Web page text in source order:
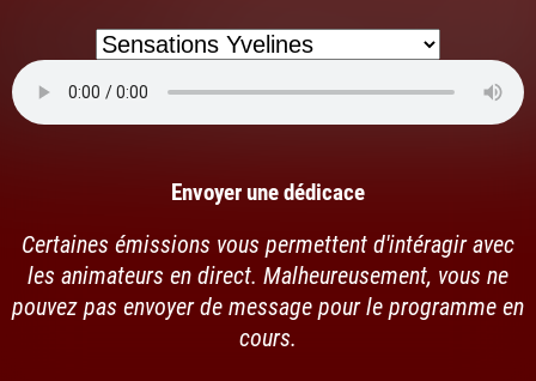
Envoyer une dédicace
Certaines émissions vous permettent d'intéragir avec
les animateurs en direct. Malheureusement, vous ne
pouvez pas envoyer de message pour le programme en
cours.